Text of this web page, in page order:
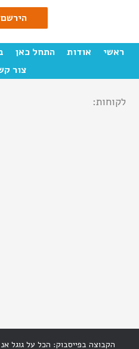
ראשי אודות התחל כאן
צור
לקוחות:
הקבוצה בפייסבוק: הכל על גוגל